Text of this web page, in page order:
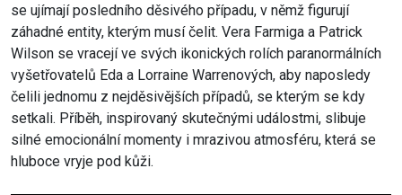
se ujímají posledního děsivého případu, v němž figurují
záhadné entity, kterým musí čelit. Vera Farmiga a Patrick
Wilson se vracejí ve svých ikonických rolích paranormálních
vyšetřovatelů Eda a Lorraine Warrenových, aby naposledy
čelili jednomu z nejděsivějších případů, se kterým se kdy
setkali. Příběh, inspirovaný skutečnými událostmi, slibuje
silné emocionální momenty i mrazivou atmosféru, která se
hluboce vryje pod kůži.